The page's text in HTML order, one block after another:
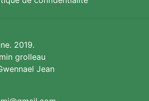
2019.
grolleau
Jean